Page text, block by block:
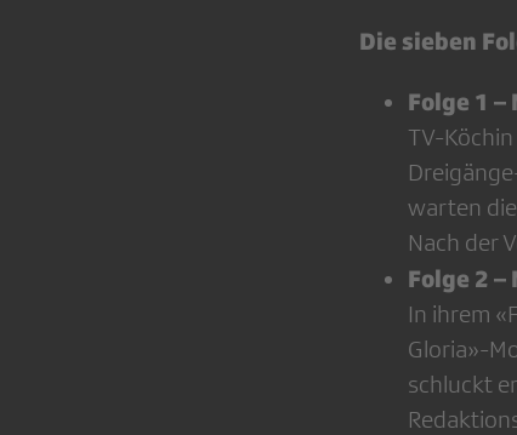
Die sieben
Folge 1
TV-
warten
Nach der
Folge 2
In ihrem
Gloria»-
schluckt